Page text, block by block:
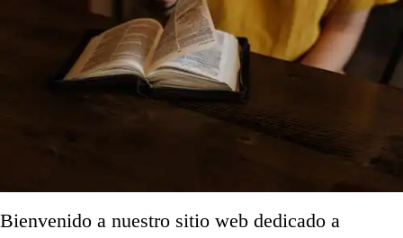
Bienvenido a nuestro sitio web dedicado a